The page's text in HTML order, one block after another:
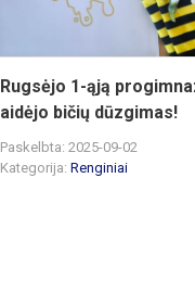
Rugsėjo 1-ąją
aidėjo bičių dūzgimas!
Paskelbta: 2025-09-02
Kategorija: Renginiai